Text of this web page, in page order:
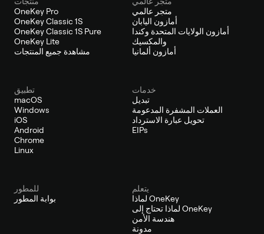
OneKey Pro
OneKey Classic 1S
OneKey Classic 1S Pure
OneKey Lite
مشاهدة جميع المنتجات
متجر عالمي
أمازون اليابان
أمازون الولايات المتحدة وكندا
والمكسيك
أمازون ألمانيا
تطبيق
macOS
Windows
iOS
Android
Chrome
Linux
خدمات
تبديل
العملات المشفرة المدعومة
تحويل عبارة الاسترداد
EIPs
للمطور
بوابة المطور
يتعلم
لماذا OneKey
لماذا تحتاج إلى OneKey
هندسة الأمن
مدونة